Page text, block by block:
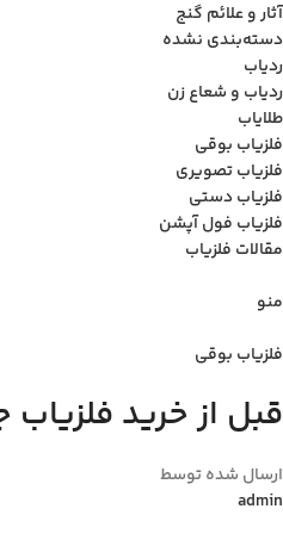
آثار و علائم گنج
دسته‌بندی نشده
ردیاب
ردیاب و شعاع زن
طلایاب
فلزیاب بوقی
فلزیاب تصویری
فلزیاب دستی
فلزیاب فول آپشن
مقالات فلزیاب
منو
فلزیاب بوقی
قبل از خرید فلزیاب جی پی ایکس 5000
ارسال شده توسط
admin